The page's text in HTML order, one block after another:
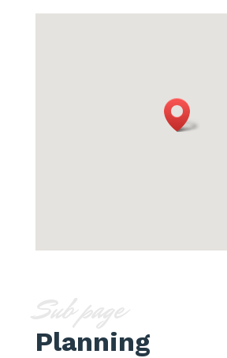
Sub page
Planning